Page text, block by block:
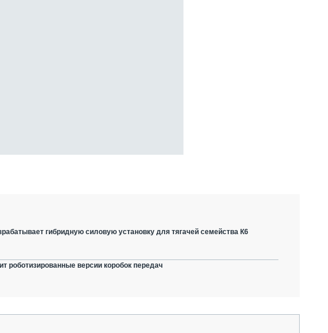
гибридную силовую установку для тягачей семейства К6
роботизированные версии коробок передач